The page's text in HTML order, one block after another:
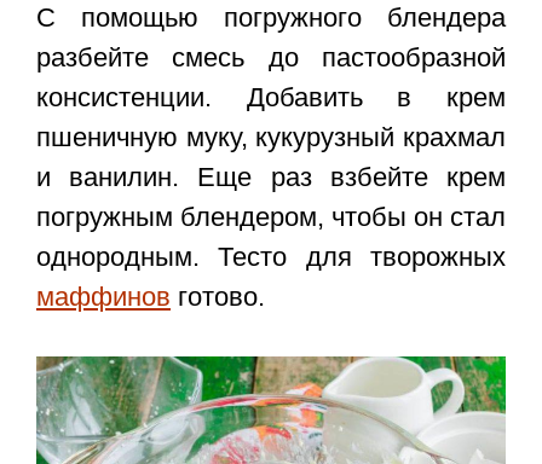
С помощью погружного блендера
разбейте смесь до пастообразной
консистенции. Добавить в крем
пшеничную муку, кукурузный крахмал
и ванилин. Еще раз взбейте крем
погружным блендером, чтобы он стал
однородным. Тесто для творожных
маффинов готово.